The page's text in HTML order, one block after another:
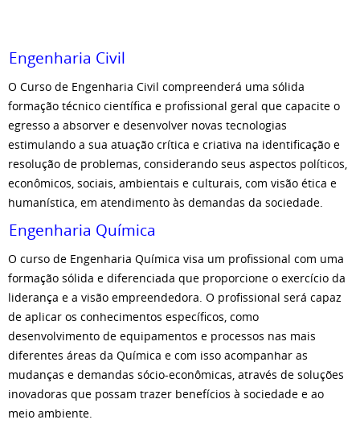
Engenharia Civil
O Curso de Engenharia Civil compreenderá uma sólida
formação técnico científica e profissional geral que capacite o
egresso a absorver e desenvolver novas tecnologias
estimulando a sua atuação crítica e criativa na identificação e
resolução de problemas, considerando seus aspectos políticos,
econômicos, sociais, ambientais e culturais, com visão ética e
humanística, em atendimento às demandas da sociedade.
Engenharia Química
O curso de Engenharia Química visa um profissional com uma
formação sólida e diferenciada que proporcione o exercício da
liderança e a visão empreendedora. O profissional será capaz
de aplicar os conhecimentos específicos, como
desenvolvimento de equipamentos e processos nas mais
diferentes áreas da Química e com isso acompanhar as
mudanças e demandas sócio-econômicas, através de soluções
inovadoras que possam trazer benefícios à sociedade e ao
meio ambiente.